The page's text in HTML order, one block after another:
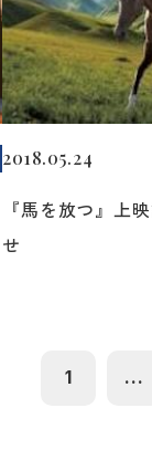
2018.05.24
『馬を放つ』上
せ
1 ...